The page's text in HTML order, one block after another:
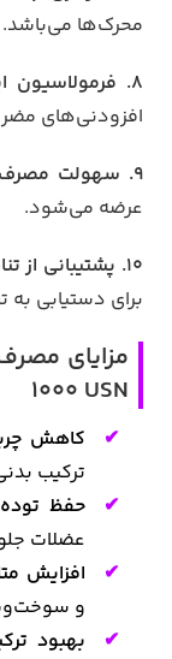
محرک‌ها می‌باشد.
8. فرمولاسیون ایمن:
افزودنی‌های
9. سهولت مصرف:
عرضه می‌شود.
10. پشتیبانی از تناسب اندام:
برای دستیابی
1000 USN
کاهش
ترکیب
حفظ
عضلات
افزایش
و
بهبود